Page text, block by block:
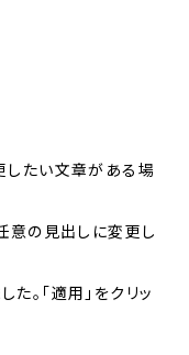
したい文章がある場
意の見出しに変更し
。「適用」をクリッ